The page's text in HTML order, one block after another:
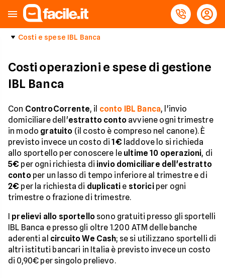
Costi e spese IBL Banca
Costi operazioni e spese di gestione
IBL Banca
Con ControCorrente, il conto IBL Banca, l'invio
domiciliare dell'estratto contoavviene ogni trimestre
in modo gratuito (il costo è compreso nel canone). È
previsto invece un costo di1€ laddove lo si richieda
allo sportello per conoscere le ultime 10 operazioni, di
5€ per ogni richiesta di invio domiciliare dell'estratto
contoper un lasso di tempo inferiore al trimestre e di
2€ per la richiesta di duplicati e storiciper ogni
trimestre o frazione di trimestre.
I prelievi allo sportello sono gratuiti presso gli sportelli
IBL Banca e presso gli oltre 1.200 ATM delle banche
aderenti al circuito We Cash; se si utilizzano sportelli di
altri istituti bancari in Italia è previsto invece un costo
di 0,90€ per singolo prelievo.